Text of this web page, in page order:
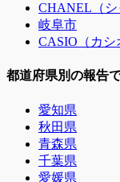
CHANEL（
岐阜市
CASIO（カシ
都道府県別の報告で
愛知県
秋田県
青森県
千葉県
愛媛県